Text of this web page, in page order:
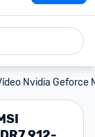
Nvidia Geforce